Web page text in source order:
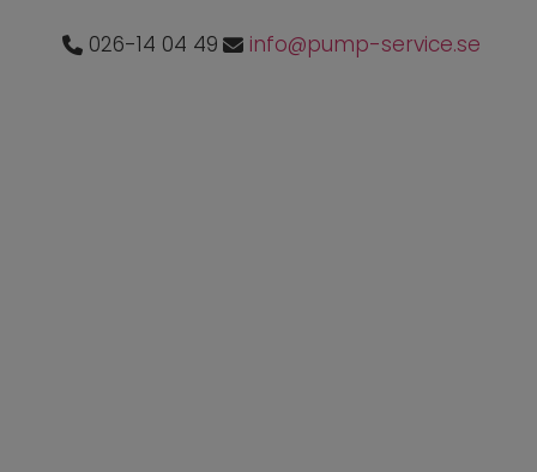
026-14 04 49 info@pump-service.se